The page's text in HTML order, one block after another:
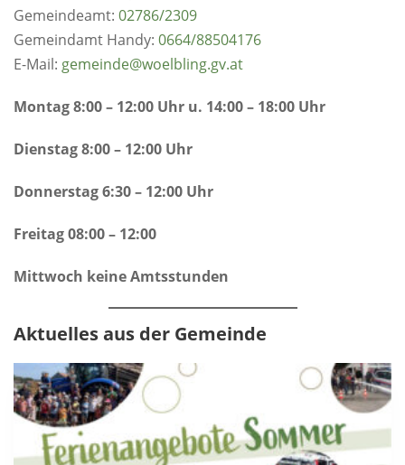
Gemeindeamt: 02786/2309
Gemeindamt Handy: 0664/88504176
E-Mail: gemeinde@woelbling.gv.at
Montag 8:00 – 12:00 Uhr u. 14:00 – 18:00 Uhr
Dienstag 8:00 – 12:00 Uhr
Donnerstag 6:30 – 12:00 Uhr
Freitag 08:00 – 12:00
Mittwoch keine Amtsstunden
Aktuelles aus der Gemeinde